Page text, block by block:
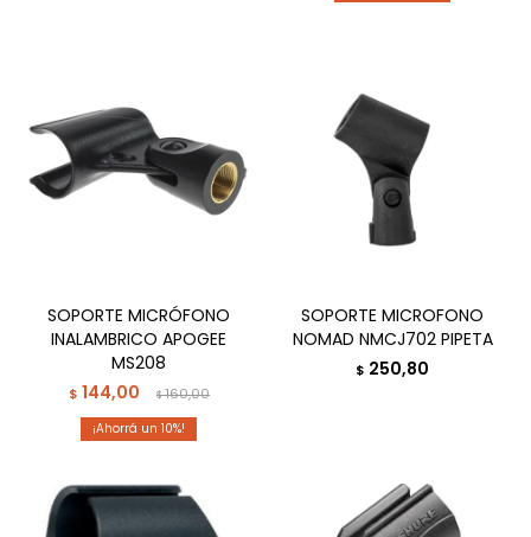
SOPORTE MICRÓFONO
INALAMBRICO APOGEE
MS208
$ 144,00 $160,00
10
SOPORTE MICROFONO
NOMAD NMCJ702 PIPETA
$ 250,80